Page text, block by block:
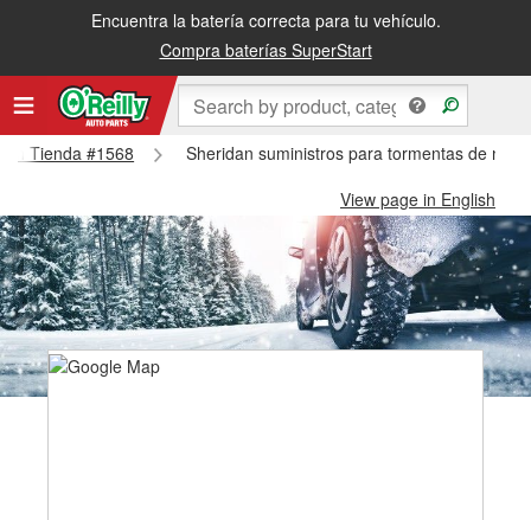
Encuentra la batería correcta para tu vehículo.
Compra baterías SuperStart
Tienda #1568
Sheridan suministros para tormentas de
View page in English